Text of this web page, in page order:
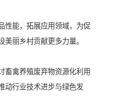
性能，拓展应用领域，为促
丽乡村贡献更多力量。
畜禽养殖废弃物资源化利用
动行业技术进步与绿色发